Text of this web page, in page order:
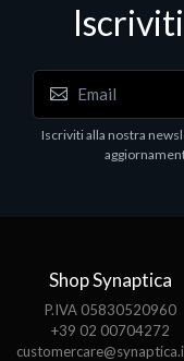
WD_BLACK
2280 - PCIe 4.0
nero
Iscriviti alla nostra
Shop Synaptica
P.IVA 05830520960
+39 02 00704272